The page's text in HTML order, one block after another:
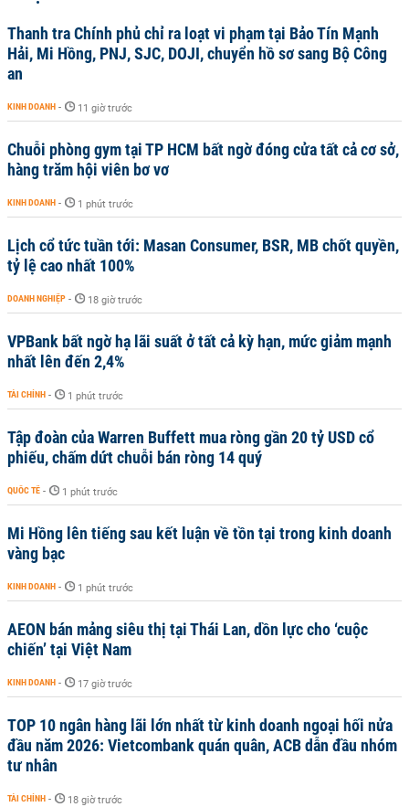
Thanh tra Chính phủ chỉ ra loạt vi phạm tại Bảo Tín Mạnh
Hải, Mi Hồng, PNJ, SJC, DOJI, chuyển hồ sơ sang Bộ Công
an
KINH DOANH - 11 giờ trước
Chuỗi phòng gym tại TP HCM bất ngờ đóng cửa tất cả cơ sở,
hàng trăm hội viên bơ vơ
KINH DOANH - 1 phút trước
Lịch cổ tức tuần tới: Masan Consumer, BSR, MB chốt quyền,
tỷ lệ cao nhất 100%
DOANH NGHIỆP - 18 giờ trước
VPBank bất ngờ hạ lãi suất ở tất cả kỳ hạn, mức giảm mạnh
nhất lên đến 2,4%
TÀI CHÍNH - 1 phút trước
Tập đoàn của Warren Buffett mua ròng gần 20 tỷ USD cổ
phiếu, chấm dứt chuỗi bán ròng 14 quý
QUỐC TẾ - 1 phút trước
Mi Hồng lên tiếng sau kết luận về tồn tại trong kinh doanh
vàng bạc
KINH DOANH - 1 phút trước
AEON bán mảng siêu thị tại Thái Lan, dồn lực cho ‘cuộc
chiến’ tại Việt Nam
KINH DOANH - 17 giờ trước
TOP 10 ngân hàng lãi lớn nhất từ kinh doanh ngoại hối nửa
đầu năm 2026: Vietcombank quán quân, ACB dẫn đầu nhóm
tư nhân
TÀI CHÍNH - 18 giờ trước